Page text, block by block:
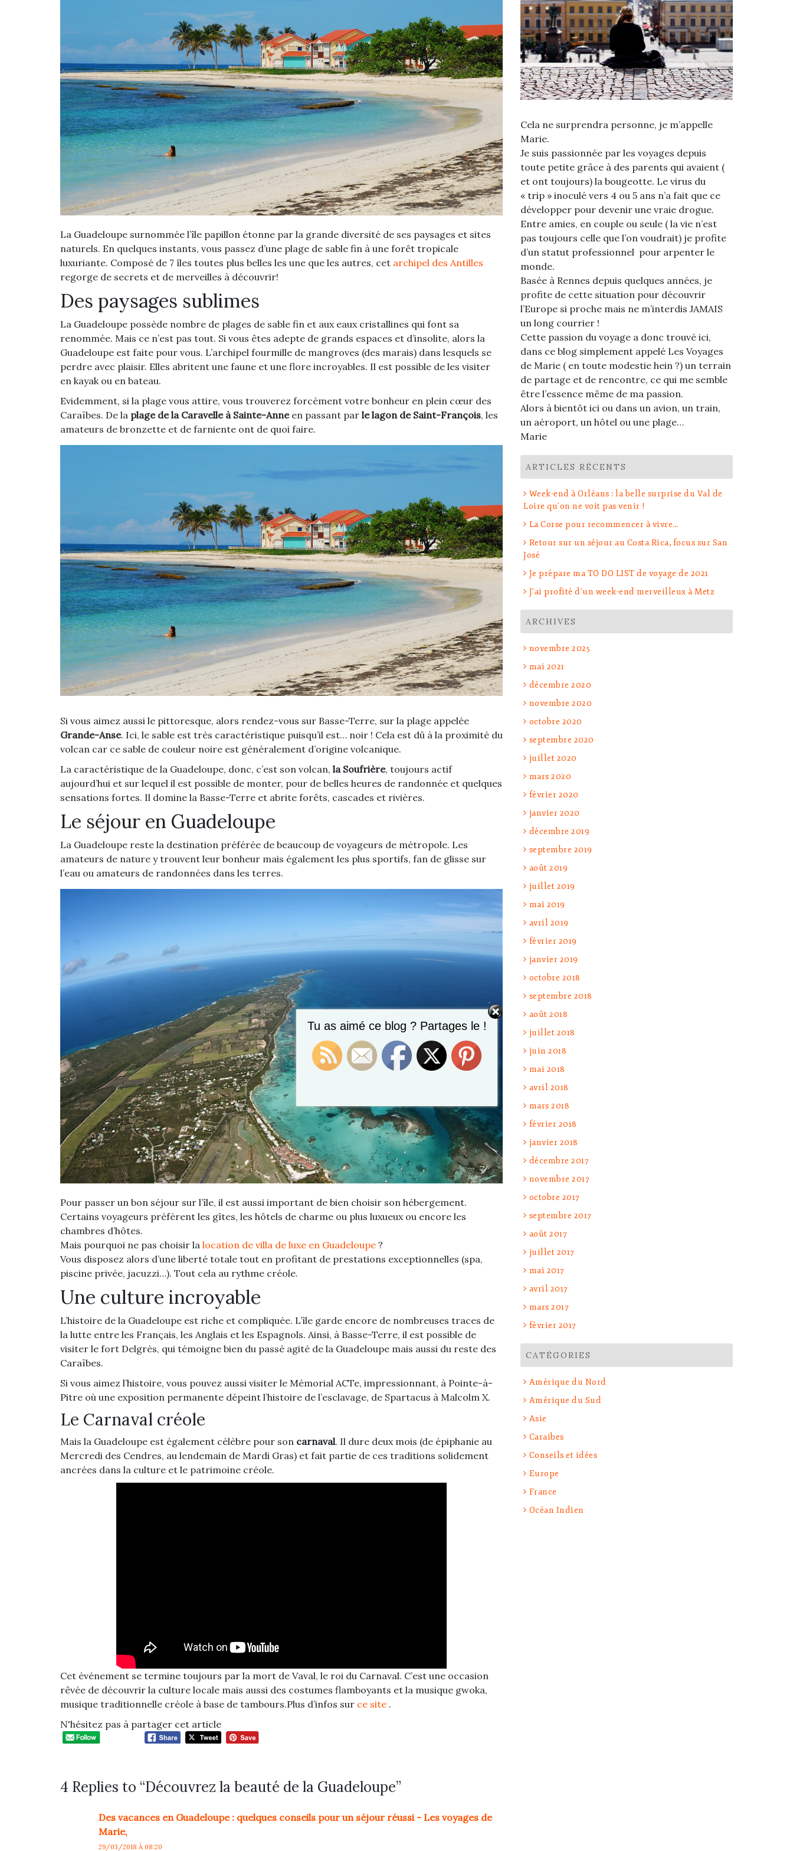
La Guadeloupe surnommée l’île papillon étonne par la grande diversité de ses paysages et sites
naturels. En quelques instants, vous passez d’une plage de sable fin à une forêt tropicale
luxuriante. Composé de 7 îles toutes plus belles les une que les autres, cet archipel des Antilles
regorge de secrets et de merveilles à découvrir!
Des paysages sublimes
La Guadeloupe possède nombre de plages de sable fin et aux eaux cristallines qui font sa
renommée. Mais ce n’est pas tout. Si vous êtes adepte de grands espaces et d’insolite, alors la
Guadeloupe est faite pour vous. L’archipel fourmille de mangroves (des marais) dans lesquels se
perdre avec plaisir. Elles abritent une faune et une flore incroyables. Il est possible de les visiter
en kayak ou en bateau.
Evidemment, si la plage vous attire, vous trouverez forcément votre bonheur en plein cœur des
Caraïbes. De la plage de la Caravelle à Sainte-Anneen passant par le lagon de Saint-François, les
amateurs de bronzette et de farniente ont de quoi faire.
Si vous aimez aussi le pittoresque, alors rendez-vous sur Basse-Terre, sur la plage appelée
Grande-Anse. Ici, le sable est très caractéristique puisqu’il est… noir ! Cela est dû à la proximité du
volcan car ce sable de couleur noire est généralement d’origine volcanique.
La caractéristique de la Guadeloupe, donc, c’est son volcan, la Soufrière, toujours actif
aujourd’hui et sur lequel il est possible de monter, pour de belles heures de randonnée et quelques
sensations fortes. Il domine la Basse-Terre et abrite forêts, cascades et rivières.
Le séjour en Guadeloupe
La Guadeloupe reste la destination préférée de beaucoup de voyageurs de métropole. Les
amateurs de nature y trouvent leur bonheur mais également les plus sportifs, fan de glisse sur
l’eau ou amateurs de randonnées dans les terres.
Pour passer un bon séjour sur l’île, il est aussi important de bien choisir son hébergement.
Certains voyageurs préfèrent les gîtes, les hôtels de charme ou plus luxueux ou encore les
chambres d’hôtes.
Mais pourquoi ne pas choisir la location de villa de luxe en Guadeloupe ?
Vous disposez alors d’une liberté totale tout en profitant de prestations exceptionnelles (spa,
piscine privée, jacuzzi…). Tout cela au rythme créole.
Une culture incroyable
L’histoire de la Guadeloupe est riche et compliquée. L’île garde encore de nombreuses traces de
la lutte entre les Français, les Anglais et les Espagnols. Ainsi, à Basse-Terre, il est possible de
visiter le fort Delgrès, qui témoigne bien du passé agité de la Guadeloupe mais aussi du reste des
Caraïbes.
Si vous aimez l’histoire, vous pouvez aussi visiter le Mémorial ACTe, impressionnant, à Pointe-à-
Pitre où une exposition permanente dépeint l’histoire de l’esclavage, de Spartacus à Malcolm X.
Le Carnaval créole
Mais la Guadeloupe est également célèbre pour son carnaval. Il dure deux mois (de épiphanie au
Mercredi des Cendres, au lendemain de Mardi Gras) et fait partie de ces traditions solidement
ancrées dans la culture et le patrimoine créole.
Cet événement se termine toujours par la mort de Vaval, le roi du Carnaval. C’est une occasion
rêvée de découvrir la culture locale mais aussi des costumes flamboyants et la musique gwoka,
musique traditionnelle créole à base de tambours.Plus d’infos sur ce site .
N'hésitez pas à partager cet article
4 Replies to “Découvrez la beauté de la Guadeloupe”
Des vacances en Guadeloupe : quelques conseils pour un séjour réussi - Les voyages de
Marie,
29/03/2018 À 08:20
Cela ne surprendra personne, je m’appelle
Marie.
Je suis passionnée par les voyages depuis
toute petite grâce à des parents qui avaient (
et ont toujours) la bougeotte. Le virus du
« trip » inoculé vers 4 ou 5 ans n’a fait que ce
développer pour devenir une vraie drogue.
Entre amies, en couple ou seule ( la vie n’est
pas toujours celle que l’on voudrait) je profite
d’un statut professionnel pour arpenter le
monde.
Basée à Rennes depuis quelques années, je
profite de cette situation pour découvrir
l’Europe si proche mais ne m’interdis JAMAIS
un long courrier !
Cette passion du voyage a donc trouvé ici,
dans ce blog simplement appelé Les Voyages
de Marie ( en toute modestie hein ?) un terrain
de partage et de rencontre, ce qui me semble
être l’essence même de ma passion.
Alors à bientôt ici ou dans un avion, un train,
un aéroport, un hôtel ou une plage…
Marie
ARTICLES RÉCENTS
Week-end à Orléans : la belle surprise du Val de
Loire qu’on ne voit pas venir !
La Corse pour recommencer à vivre…
Retour sur un séjour au Costa Rica, focus sur San
José
Je prépare ma TO DO LIST de voyage de 2021
J’ai profité d’un week-end merveilleux à Metz
ARCHIVES
novembre 2025
mai 2021
décembre 2020
novembre 2020
octobre 2020
septembre 2020
juillet 2020
mars 2020
février 2020
janvier 2020
décembre 2019
septembre 2019
août 2019
juillet 2019
mai 2019
avril 2019
février 2019
janvier 2019
octobre 2018
septembre 2018
août 2018
juillet 2018
juin 2018
mai 2018
avril 2018
mars 2018
février 2018
janvier 2018
décembre 2017
novembre 2017
octobre 2017
septembre 2017
août 2017
juillet 2017
mai 2017
avril 2017
mars 2017
février 2017
CATÉGORIES
Amérique du Nord
Amérique du Sud
Asie
Caraibes
Conseils et idées
Europe
France
Océan Indien
Tu as aimé ce blog ? Partages le !